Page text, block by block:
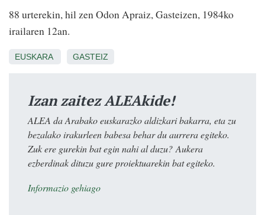
88 urterekin, hil zen Odon Apraiz, Gasteizen, 1984ko
irailaren 12an.
EUSKARA GASTEIZ
Izan zaitez ALEAkide!
ALEA da Arabako euskarazko aldizkari bakarra, eta zu
bezalako irakurleen babesa behar du aurrera egiteko.
Zuk ere gurekin bat egin nahi al duzu? Aukera
ezberdinak dituzu gure proiektuarekin bat egiteko.
Informazio gehiago